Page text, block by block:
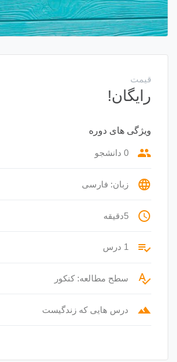
قیمت
رایگان!
ویژگی های دوره
group 0 دانشجو
language زبان: فارسی
access_time 5دقیقه
playlist_add_check 1 درس
spellcheck سطح مطالعه: کنکور
terrain درس هایی که زندگیست